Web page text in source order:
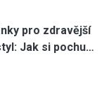
pro zdravější
Jak si pochu…